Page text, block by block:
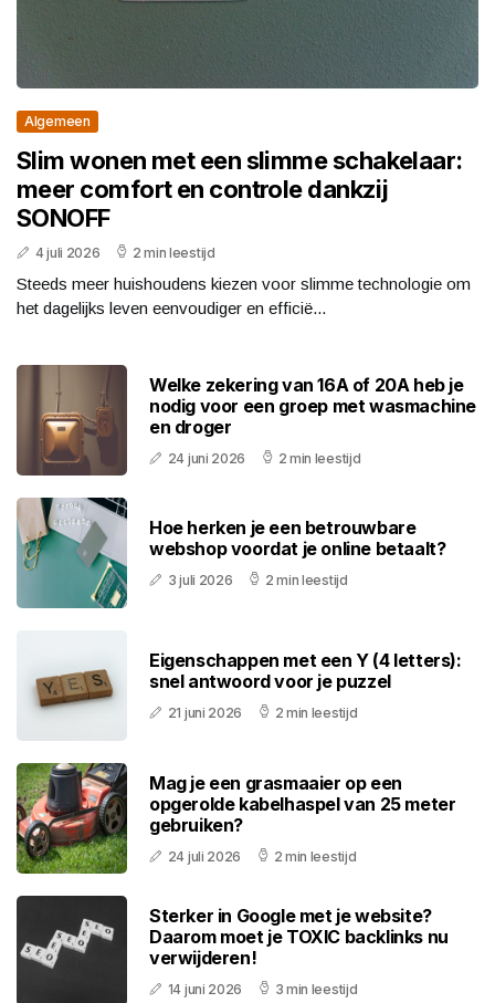
Algemeen
Slim wonen met een slimme schakelaar:
meer comfort en controle dankzij
SONOFF
4 juli 2026 2 min leestijd
Steeds meer huishoudens kiezen voor slimme technologie om
het dagelijks leven eenvoudiger en efficië...
Welke zekering van 16A of 20A heb je
nodig voor een groep met wasmachine
en droger
24 juni 2026 2 min leestijd
Hoe herken je een betrouwbare
webshop voordat je online betaalt?
3 juli 2026 2 min leestijd
Eigenschappen met een Y (4 letters):
snel antwoord voor je puzzel
21 juni 2026 2 min leestijd
Mag je een grasmaaier op een
opgerolde kabelhaspel van 25 meter
gebruiken?
24 juli 2026 2 min leestijd
Sterker in Google met je website?
Daarom moet je TOXIC backlinks nu
verwijderen!
14 juni 2026 3 min leestijd